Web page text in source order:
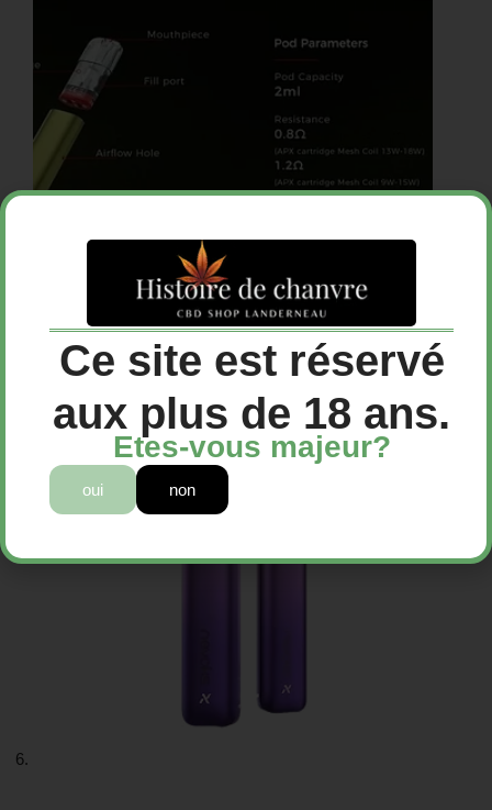
Ce site est réservé
aux plus de 18 ans.
Etes-vous majeur?
oui non